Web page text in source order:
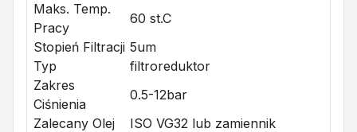
Maks. Temp.
Pracy
60 st.C
Stopień Filtracji 5um
Typ
filtroreduktor
Zakres
Ciśnienia
0.5-12bar
Zalecany Olej
ISO VG32 lub zamiennik